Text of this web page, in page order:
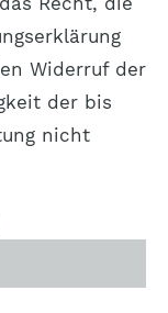
Widerruf der
der bis
nicht